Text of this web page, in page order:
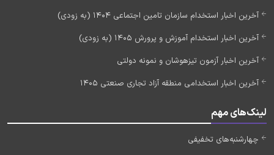
آخرین اخبار استخدام سازمان تامین اجتماعی 1404 (به زودی)
آخرین اخبار استخدام آموزش و پرورش 1405 (به زودی)
آخرین اخبار آزمون تیزهوشان و نمونه دولتی
آخرین اخبار استخدامی منطقه آزاد تجاری صنعتی 1405
لینک‌های مهم
چهارشنبه‌های تخفیفی